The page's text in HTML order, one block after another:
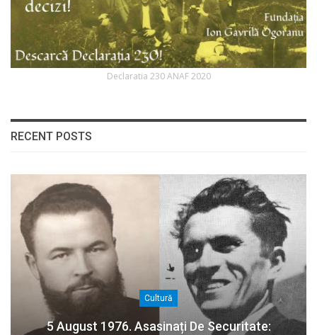
Declaratia 230 ANAF 2020
RECENT POSTS
Cultură
5 August 1976. Asasinați De Securitate: